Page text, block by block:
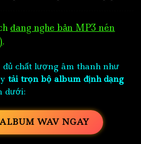
đang nghe bản MP3 nén
.
chất lượng âm thanh như
tải trọn bộ album định dạng
dưới:
WAV NGAY